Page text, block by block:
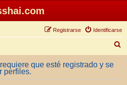
Identificarse
Registrarse
u
c
que esté registrado y se
perfiles.